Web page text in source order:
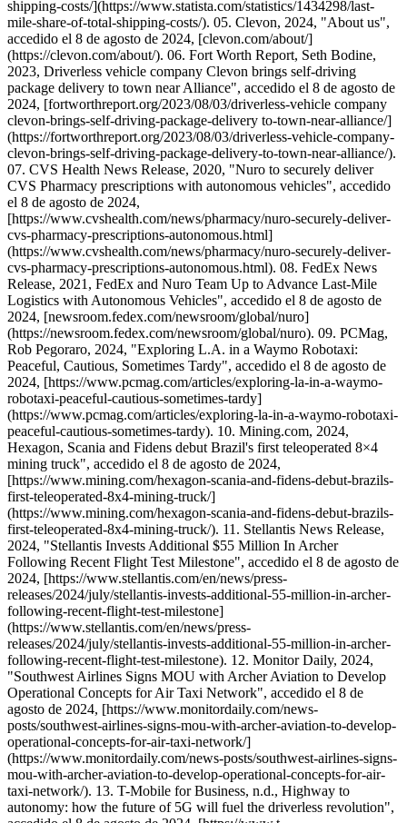
shipping-costs/](https://www.statista.com/statistics/1434298/last-
mile-share-of-total-shipping-costs/). 05. Clevon, 2024, "About us",
accedido el 8 de agosto de 2024, [clevon.com/about/]
(https://clevon.com/about/). 06. Fort Worth Report, Seth Bodine,
2023, Driverless vehicle company Clevon brings self-driving
package delivery to town near Alliance", accedido el 8 de agosto de
2024, [fortworthreport.org/2023/08/03/driverless-vehicle company
clevon-brings-self-driving-package-delivery to-town-near-alliance/]
(https://fortworthreport.org/2023/08/03/driverless-vehicle-company-
clevon-brings-self-driving-package-delivery-to-town-near-alliance/).
07. CVS Health News Release, 2020, "Nuro to securely deliver
CVS Pharmacy prescriptions with autonomous vehicles", accedido
el 8 de agosto de 2024,
[https://www.cvshealth.com/news/pharmacy/nuro-securely-deliver-
cvs-pharmacy-prescriptions-autonomous.html]
(https://www.cvshealth.com/news/pharmacy/nuro-securely-deliver-
cvs-pharmacy-prescriptions-autonomous.html). 08. FedEx News
Release, 2021, FedEx and Nuro Team Up to Advance Last-Mile
Logistics with Autonomous Vehicles", accedido el 8 de agosto de
2024, [newsroom.fedex.com/newsroom/global/nuro]
(https://newsroom.fedex.com/newsroom/global/nuro). 09. PCMag,
Rob Pegoraro, 2024, "Exploring L.A. in a Waymo Robotaxi:
Peaceful, Cautious, Sometimes Tardy", accedido el 8 de agosto de
2024, [https://www.pcmag.com/articles/exploring-la-in-a-waymo-
robotaxi-peaceful-cautious-sometimes-tardy]
(https://www.pcmag.com/articles/exploring-la-in-a-waymo-robotaxi-
peaceful-cautious-sometimes-tardy). 10. Mining.com, 2024,
Hexagon, Scania and Fidens debut Brazil's first teleoperated 8×4
mining truck", accedido el 8 de agosto de 2024,
[https://www.mining.com/hexagon-scania-and-fidens-debut-brazils-
first-teleoperated-8x4-mining-truck/]
(https://www.mining.com/hexagon-scania-and-fidens-debut-brazils-
first-teleoperated-8x4-mining-truck/). 11. Stellantis News Release,
2024, "Stellantis Invests Additional $55 Million In Archer
Following Recent Flight Test Milestone", accedido el 8 de agosto de
2024, [https://www.stellantis.com/en/news/press-
releases/2024/july/stellantis-invests-additional-55-million-in-archer-
following-recent-flight-test-milestone]
(https://www.stellantis.com/en/news/press-
releases/2024/july/stellantis-invests-additional-55-million-in-archer-
following-recent-flight-test-milestone). 12. Monitor Daily, 2024,
"Southwest Airlines Signs MOU with Archer Aviation to Develop
Operational Concepts for Air Taxi Network", accedido el 8 de
agosto de 2024, [https://www.monitordaily.com/news-
posts/southwest-airlines-signs-mou-with-archer-aviation-to-develop-
operational-concepts-for-air-taxi-network/]
(https://www.monitordaily.com/news-posts/southwest-airlines-signs-
mou-with-archer-aviation-to-develop-operational-concepts-for-air-
taxi-network/). 13. T-Mobile for Business, n.d., Highway to
autonomy: how the future of 5G will fuel the driverless revolution",